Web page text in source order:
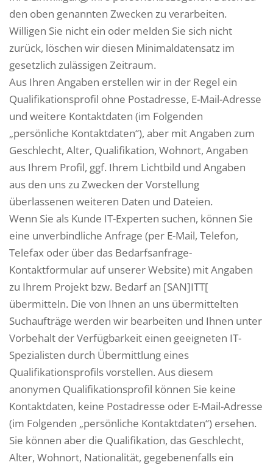
den oben genannten Zwecken zu verarbeiten.
Willigen Sie nicht ein oder melden Sie sich nicht
zurück, löschen wir diesen Minimaldatensatz im
gesetzlich zulässigen Zeitraum.
Aus Ihren Angaben erstellen wir in der Regel ein
Qualifikationsprofil ohne Postadresse, E-Mail-Adresse
und weitere Kontaktdaten (im Folgenden
„persönliche Kontaktdaten“), aber mit Angaben zum
Geschlecht, Alter, Qualifikation, Wohnort, Angaben
aus Ihrem Profil, ggf. Ihrem Lichtbild und Angaben
aus den uns zu Zwecken der Vorstellung
überlassenen weiteren Daten und Dateien.
Wenn Sie als Kunde IT-Experten suchen, können Sie
eine unverbindliche Anfrage (per E-Mail, Telefon,
Telefax oder über das Bedarfsanfrage-
Kontaktformular auf unserer Website) mit Angaben
zu Ihrem Projekt bzw. Bedarf an [SAN]ITT[
übermitteln. Die von Ihnen an uns übermittelten
Suchaufträge werden wir bearbeiten und Ihnen unter
Vorbehalt der Verfügbarkeit einen geeigneten IT-
Spezialisten durch Übermittlung eines
Qualifikationsprofils vorstellen. Aus diesem
anonymen Qualifikationsprofil können Sie keine
Kontaktdaten, keine Postadresse oder E-Mail-Adresse
(im Folgenden „persönliche Kontaktdaten“) ersehen.
Sie können aber die Qualifikation, das Geschlecht,
Alter, Wohnort, Nationalität, gegebenenfalls ein